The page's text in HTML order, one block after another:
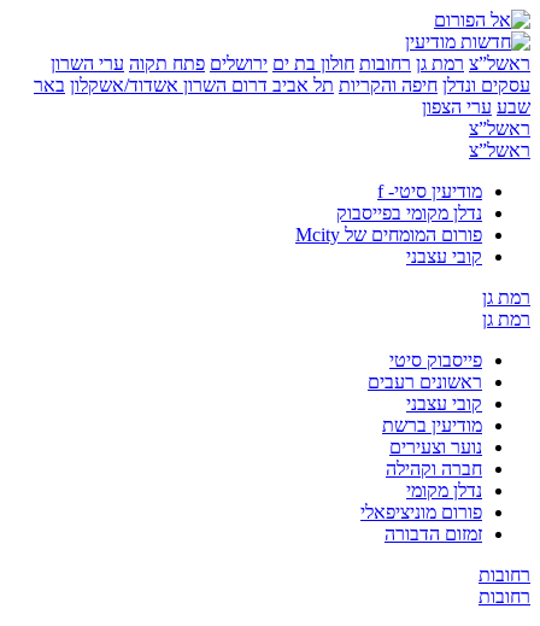
רמת גן רחובות חולון בת ים ירושלים פתח תקוה ערי השרון
ונדלן חיפה והקריות תל אביבדרום השרון אשדוד/אשקלון באר
ערי הצפון
מודיעין סיטי- f
נדלן מקומי בפייסבוק
פורום המומחים של Mcity
קובי עצבני
פייסבוק סיטי
ראשונים רעבים
קובי עצבני
מודיעין ברשת
נוער וצעירים
חברה וקהילה
נדלן מקומי
פורום מוניציפאלי
זמזום הדבורה